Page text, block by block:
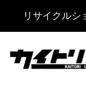
リサイクルシ